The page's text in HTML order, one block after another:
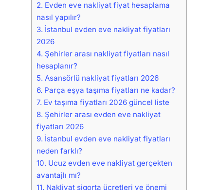
2. Evden eve nakliyat fiyat hesaplama
nasıl yapılır?
3. İstanbul evden eve nakliyat fiyatları
2026
4. Şehirler arası nakliyat fiyatları nasıl
hesaplanır?
5. Asansörlü nakliyat fiyatları 2026
6. Parça eşya taşıma fiyatları ne kadar?
7. Ev taşıma fiyatları 2026 güncel liste
8. Şehirler arası evden eve nakliyat
fiyatları 2026
9. İstanbul evden eve nakliyat fiyatları
neden farklı?
10. Ucuz evden eve nakliyat gerçekten
avantajlı mı?
11. Nakliyat sigorta ücretleri ve önemi